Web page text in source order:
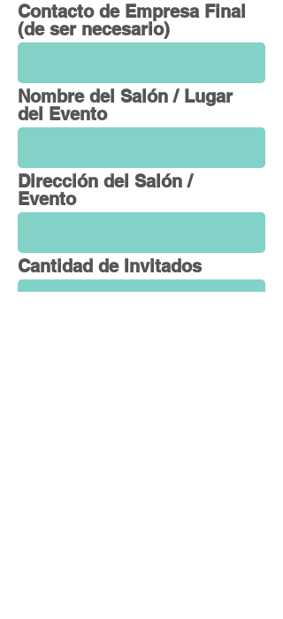
Contacto de Empresa Final
(de ser necesario)
Nombre del Salón / Lugar
del Evento
Dirección del Salón /
Evento
Cantidad de Invitados